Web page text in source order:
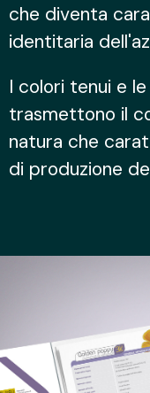
che diventa
identitaria
I colori tenui e
trasmettono il
natura che
di produzione